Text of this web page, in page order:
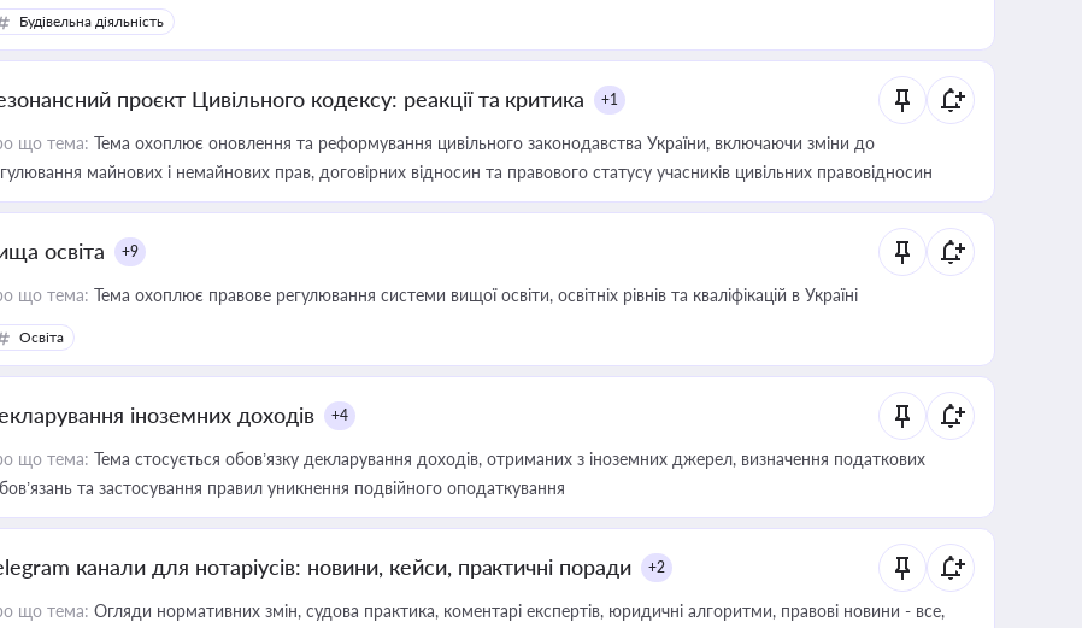
Будівельна діяльність
проєкт Цивільного кодексу: реакції та критика +1
що тема: Тема охоплює оновлення та реформування цивільного законодавства України, включаючи зміни до
майнових і немайнових прав, договірних відносин та правового статусу учасників цивільних правовідносин
освіта +9
що тема: Тема охоплює правове регулювання системи вищої освіти, освітніх рівнів та кваліфікацій в Україні
Освіта
іноземних доходів +4
що тема: Тема стосується обов’язку декларування доходів, отриманих з іноземних джерел, визначення податкових
та застосування правил уникнення подвійного оподаткування
канали для нотаріусів: новини, кейси, практичні поради +2
що тема: Огляди нормативних змін, судова практика, коментарі експертів, юридичні алгоритми, правові новини - все,